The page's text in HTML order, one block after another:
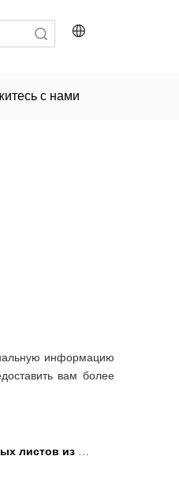
с нами
информацию
вам более
ПП во Франции